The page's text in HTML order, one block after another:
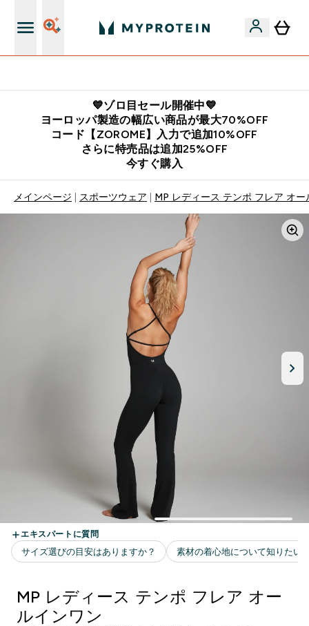
💙ゾロ目セール開催中💙
ヨーロッパ製造の幅広い商品が最大70%OFF
コード【ZOROME】入力で追加10%OFF
さらに特売品は追加25%OFF
今すぐ購入
メインページ スポーツウェア MP レディース テンポ フレア オ
MP レディース テンポ フレア オー
ルインワン